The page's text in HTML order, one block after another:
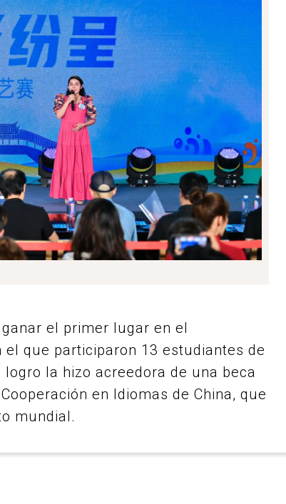
el primer lugar en el
que participaron 13 estudiantes de
la hizo acreedora de una beca
en Idiomas de China, que
mundial.